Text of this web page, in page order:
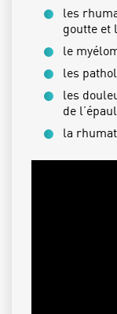
les
goutte et
le
les
les
de
la